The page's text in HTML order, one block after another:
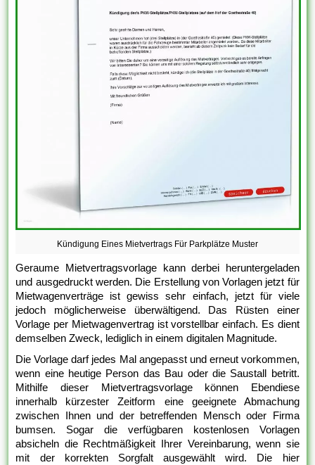
Kündigung Eines Mietvertrags Für Parkplätze Muster
Geraume Mietvertragsvorlage kann derbei heruntergeladen
und ausgedruckt werden. Die Erstellung von Vorlagen jetzt für
Mietwagenverträge ist gewiss sehr einfach, jetzt für viele
jedoch möglicherweise überwältigend. Das Rüsten einer
Vorlage per Mietwagenvertrag ist vorstellbar einfach. Es dient
demselben Zweck, lediglich in einem digitalen Magnitude.
Die Vorlage darf jedes Mal angepasst und erneut vorkommen,
wenn eine heutige Person das Bau oder die Saustall betritt.
Mithilfe dieser Mietvertragsvorlage können Ebendiese
innerhalb kürzester Zeitform eine geeignete Abmachung
zwischen Ihnen und der betreffenden Mensch oder Firma
bumsen. Sogar die verfügbaren kostenlosen Vorlagen
absicheln die Rechtmäßigkeit Ihrer Vereinbarung, wenn sie
mit der korrekten Sorgfalt ausgewählt wird. Die hier